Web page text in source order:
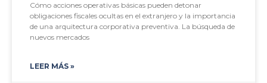
Cómo acciones operativas básicas pueden detonar
obligaciones fiscales ocultas en el extranjero y la importancia
de una arquitectura corporativa preventiva. La búsqueda de
nuevos mercados
LEER MÁS »